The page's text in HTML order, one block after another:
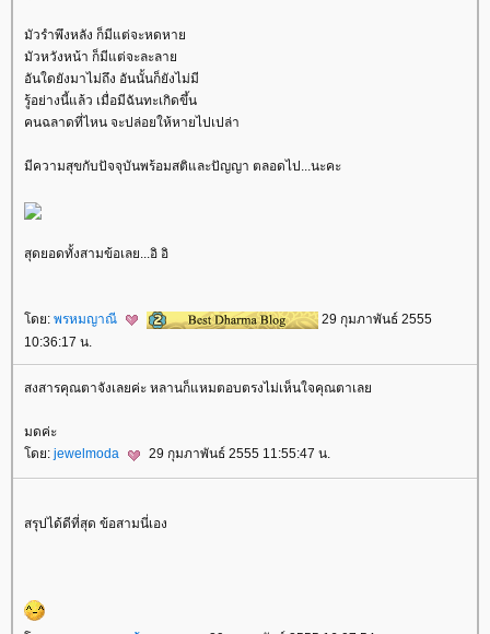
มัวรำพึงหลัง ก็มีแต่จะหดหา
มัวหวังหน้า ก็มีแต่จะละลา
อันใดยังมาไม่ถึง อันนั้นก็ยังไม่มี
รู้อย่างนี้แล้ว เมื่อมีฉันทะเกิดขึ้น
คนฉลาดที่ไหน จะปล่อยให้หายไปเปล่า
มีความสุขกับปัจจุบันพร้อมสติและปัญญา ตลอดไป...นะคะ
สุดยอดทั้งสามข้อเลย...อิ อิ
ดย: พรหมญาณี
29 กุมภาพันธ์ 2555
10:36:17 น.
สงสารคุณตาจังเลยค่ะ หลานก็แหมตอบตรงไม่เห็นใจคุณตาเล
มดค่ะ
ดย: jewelmoda 29 กุมภาพันธ์ 2555 11:55:47 น.
สรุปได้ดีที่สุด ข้อสามนี่เอง